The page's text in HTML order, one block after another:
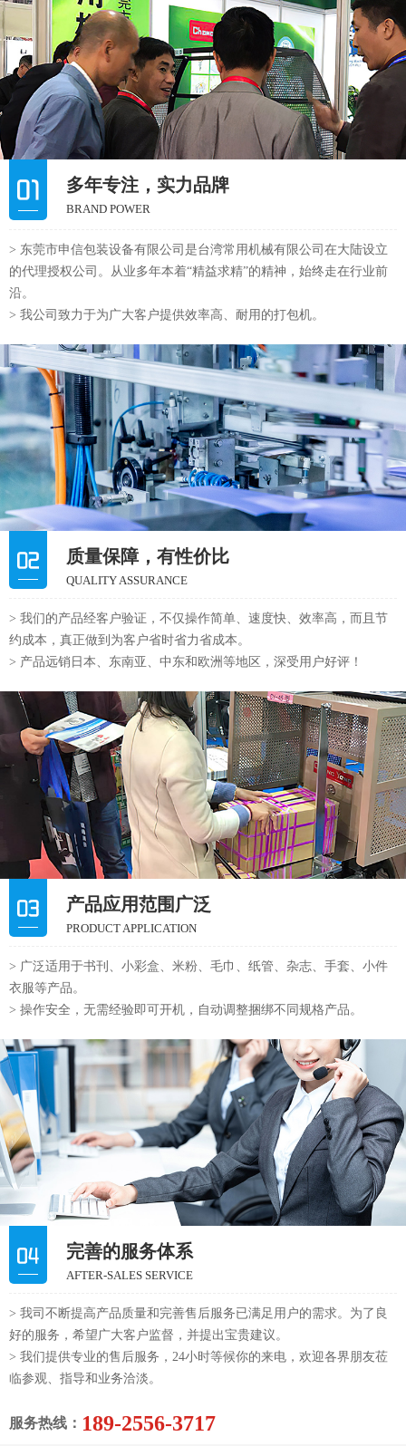
多年专注，实力品牌
BRAND POWER
> 东莞市申信包装设备有限公司是台湾常用机械有限公司在大陆设立
的代理授权公司。从业多年本着“精益求精”的精神，始终走在行业前
沿。
> 我公司致力于为广大客户提供效率高、耐用的打包机。
质量保障，有性价比
QUALITY ASSURANCE
> 我们的产品经客户验证，不仅操作简单、速度快、效率高，而且节
约成本，真正做到为客户省时省力省成本。
> 产品远销日本、东南亚、中东和欧洲等地区，深受用户好评！
产品应用范围广泛
PRODUCT APPLICATION
> 广泛适用于书刊、小彩盒、米粉、毛巾、纸管、杂志、手套、小件
衣服等产品。
> 操作安全，无需经验即可开机，自动调整捆绑不同规格产品。
完善的服务体系
AFTER-SALES SERVICE
> 我司不断提高产品质量和完善售后服务已满足用户的需求。为了良
好的服务，希望广大客户监督，并提出宝贵建议。
> 我们提供专业的售后服务，24小时等候你的来电，欢迎各界朋友莅
临参观、指导和业务洽淡。
服务热线： 189-2556-3717